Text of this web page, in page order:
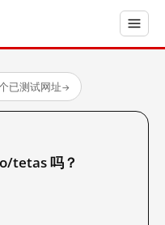
已测试网址→
tetas 吗？